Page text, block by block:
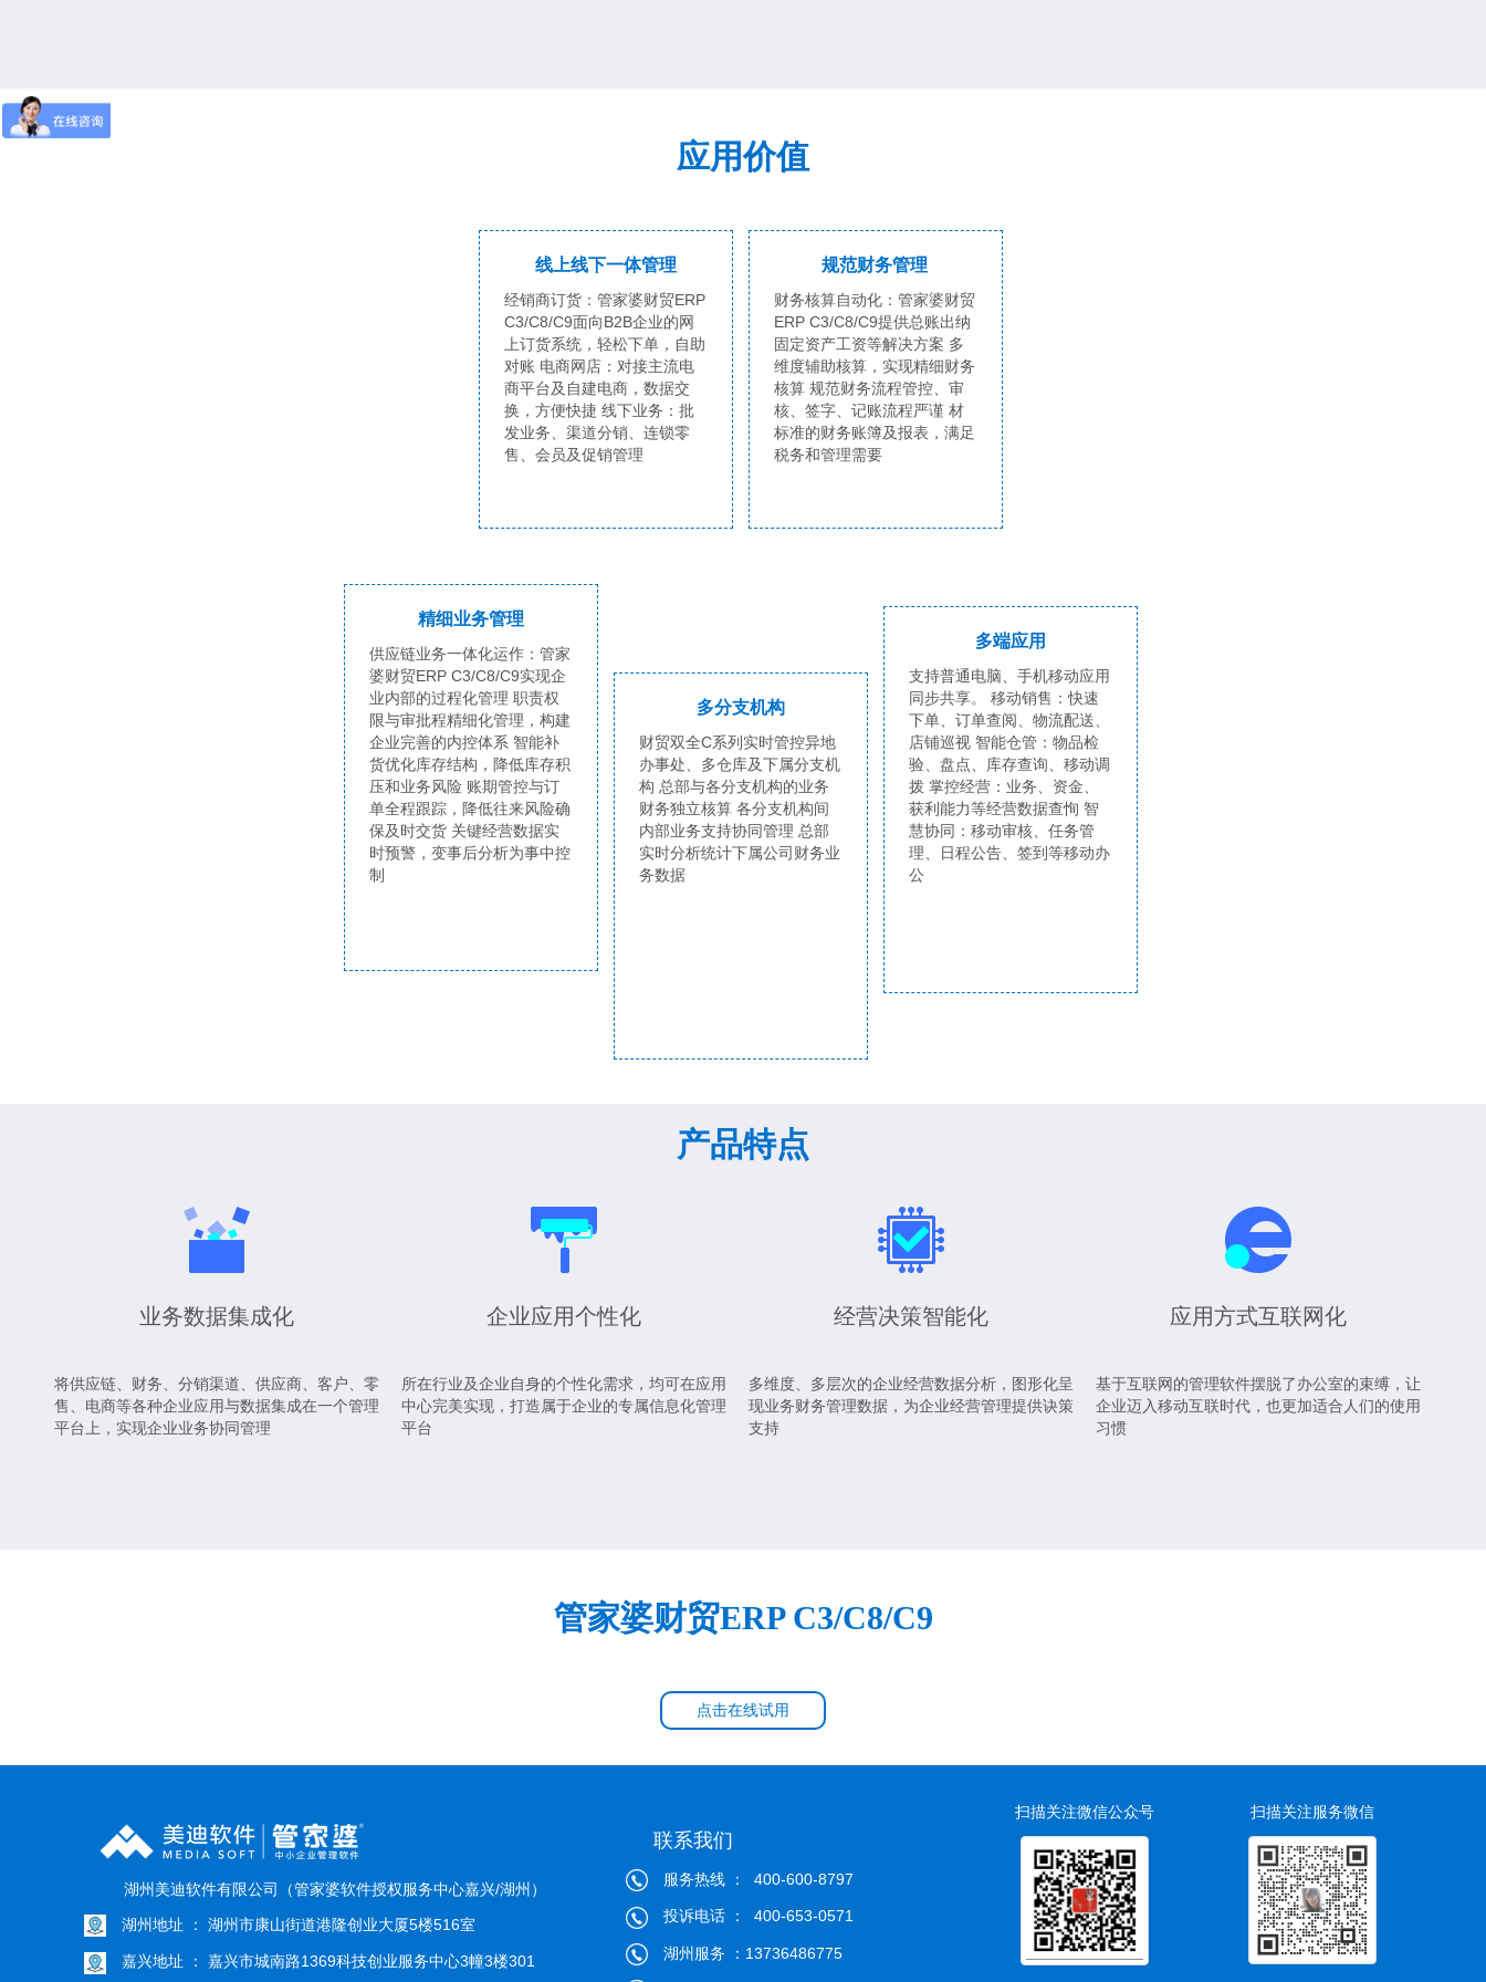
应用价值
线上线下一体管理
经销商订货：管家婆财贸ERP
C3/C8/C9面向B2B企业的网
上订货系统，轻松下单，自助
对账 电商网店：对接主流电
商平台及自建电商，数据交
换，方便快捷 线下业务：批
发业务、渠道分销、连锁零
售、会员及促销管理
规范财务管理
财务核算自动化：管家婆财贸
ERP C3/C8/C9提供总账出纳
固定资产工资等解决方案 多
维度辅助核算，实现精细财务
核算 规范财务流程管控、审
核、签字、记账流程严谨 材
标准的财务账簿及报表，满足
税务和管理需要
精细业务管理
供应链业务一体化运作：管家
婆财贸ERP C3/C8/C9实现企
业内部的过程化管理 职责权
限与审批程精细化管理，构建
企业完善的内控体系 智能补
货优化库存结构，降低库存积
压和业务风险 账期管控与订
单全程跟踪，降低往来风险确
保及时交货 关键经营数据实
时预警，变事后分析为事中控
制
多分支机构
财贸双全C系列实时管控异地
办事处、多仓库及下属分支机
构 总部与各分支机构的业务
财务独立核算 各分支机构间
内部业务支持协同管理 总部
实时分析统计下属公司财务业
务数据
多端应用
支持普通电脑、手机移动应用
同步共享。 移动销售：快速
下单、订单查阅、物流配送、
店铺巡视 智能仓管：物品检
验、盘点、库存查询、移动调
拨 掌控经营：业务、资金、
获利能力等经营数据查恂 智
慧协同：移动审核、任务管
理、日程公告、签到等移动办
公
产品特点
业务数据集成化
将供应链、财务、分销渠道、供应商、客户、零
售、电商等各种企业应用与数据集成在一个管理
平台上，实现企业业务协同管理
企业应用个性化
所在行业及企业自身的个性化需求，均可在应用
中心完美实现，打造属于企业的专属信息化管理
平台
经营决策智能化
多维度、多层次的企业经营数据分析，图形化呈
现业务财务管理数据，为企业经营管理提供诀策
支持
应用方式互联网化
基于互联网的管理软件摆脱了办公室的束缚，让
企业迈入移动互联时代，也更加适合人们的使用
习惯
管家婆财贸ERP C3/C8/C9
点击在线试用
湖州美迪软件有限公司（管家婆软件授权服务中心嘉兴/湖州）
湖州地址 ： 湖州市康山街道港隆创业大厦5楼516室
嘉兴地址 ： 嘉兴市城南路1369科技创业服务中心3幢3楼301
联系我们
服务热线 ： 400-600-8797
投诉电话 ： 400-653-0571
湖州服务 ：13736486775
扫描关注微信公众号 扫描关注服务微信